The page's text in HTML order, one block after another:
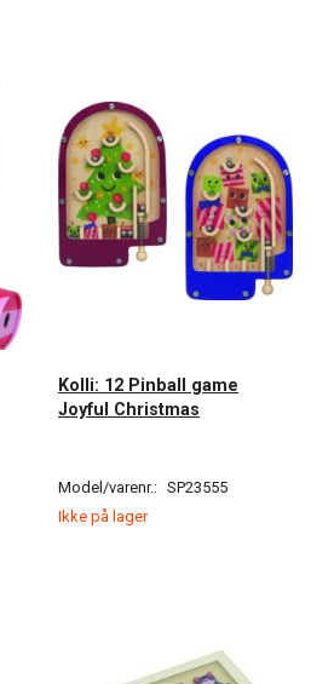
Kolli: 12 Pinball game
Joyful Christmas
Model/varenr.: SP23555
Ikke på lager